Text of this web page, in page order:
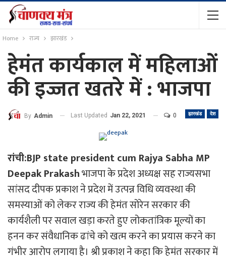
Home राज्य झारखंड
हेमंत कार्यकाल में महिलाओं
की इज्जत खतरे में : भाजपा
झारखंड देश
By Admin Last Updated Jan 22, 2021 0
रांची:BJP state president cum Rajya Sabha MP
Deepak Prakashभाजपा के प्रदेश अध्यक्ष सह राज्यसभा
सांसद दीपक प्रकाश ने प्रदेश में उत्पन्न विधि व्यवस्था की
समस्याओं को लेकर राज्य की हेमंत सोरेन सरकार की
कार्यशैली पर सवाल खड़ा करते हुए लोकतांत्रिक मूल्यों का
हनन कर संवैधानिक ढांचे को खत्म करने का प्रयास करने का
गंभीर आरोप लगाया है। श्री प्रकाश ने कहा कि हेमंत सरकार में